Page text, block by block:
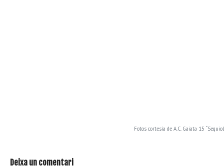
Fotos cortesía de A.C. Gaiata 15
Deixa un comentari